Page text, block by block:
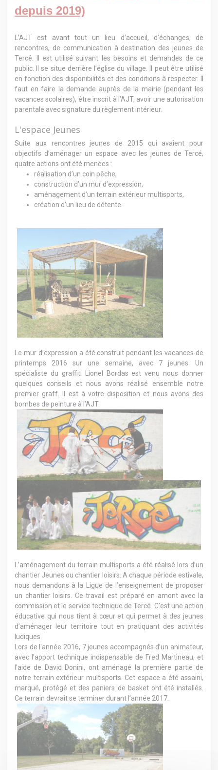
depuis 2019)
L’AJT est avant tout un lieu d’accueil, d’échanges, de
rencontres, de communication à destination des jeunes de
Tercé. Il est utilisé suivant les besoins et demandes de ce
public. Il se situe derrière l’église du village. Il peut être utilisé
en fonction des disponibilités et des conditions à respecter. Il
faut en faire la demande auprès de la mairie (pendant les
vacances scolaires), être inscrit à l’AJT, avoir une autorisation
parentale avec signature du règlement intérieur.
L'espace Jeunes
Suite aux rencontres jeunes de 2015 qui avaient pour
objectifs d’aménager un espace avec les jeunes de Tercé,
quatre actions ont été menées :
réalisation d’un coin pêche,
construction d’un mur d’expression,
aménagement d’un terrain extérieur multisports,
création d’un lieu de détente.
Le mur d’expression a été construit pendant les vacances de
printemps 2016 sur une semaine, avec 7 jeunes. Un
spécialiste du graffiti Lionel Bordas est venu nous donner
quelques conseils et nous avons réalisé ensemble notre
premier graff. Il est à votre disposition et nous avons des
bombes de peinture à l’AJT.
L’aménagement du terrain multisports a été réalisé lors d’un
chantier Jeunes ou chantier loisirs. A chaque période estivale,
nous demandons à la Ligue de l’enseignement de proposer
un chantier loisirs. Ce travail est préparé en amont avec la
commission et le service technique de Tercé. C’est une action
éducative qui nous tient à cœur et qui permet à des jeunes
d’aménager leur territoire tout en pratiquant des activités
ludiques.
Lors de l'année 2016, 7 jeunes accompagnés d’un animateur,
avec l’apport technique indispensable de Fred Martineau, et
l’aide de David Donini, ont aménagé la première partie de
notre terrain extérieur multisports. Cet espace a été assaini,
marqué, protégé et des paniers de basket ont été installés.
Ce terrain devrait se terminer durant l’année 2017.